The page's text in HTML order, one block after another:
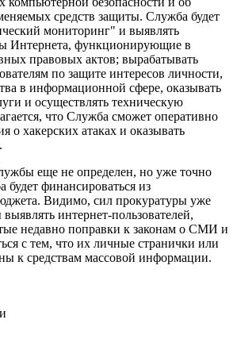
средств защиты. Служба будет
мониторинг" и выявлять
Интернета, функционирующие в
правовых актов; вырабатывать
по защите интересов личности,
в информационной сфере, оказывать
и осуществлять техническую
что Служба сможет оперативно
о хакерских атаках и оказывать
еще не определен, но уже точно
будет финансироваться из
Видимо, сил прокуратуры уже
интернет-пользователей,
недавно поправки к законам о СМИ и
с тем, что их личные странички или
к средствам массовой информации.